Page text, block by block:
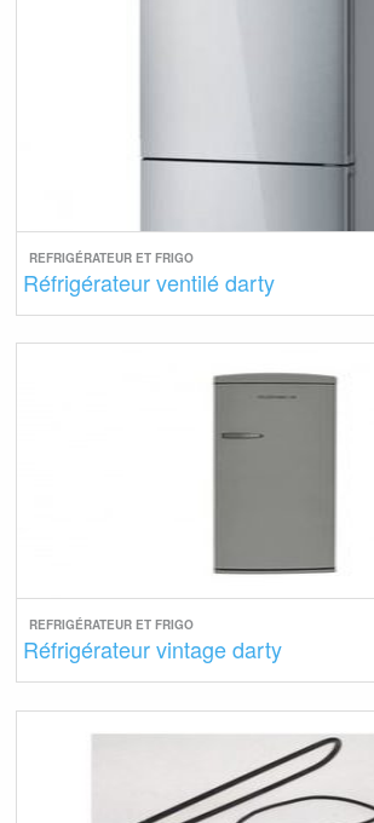
REFRIGÉRATEUR ET FRIGO
Réfrigérateur ventilé darty
REFRIGÉRATEUR ET FRIGO
Réfrigérateur vintage darty